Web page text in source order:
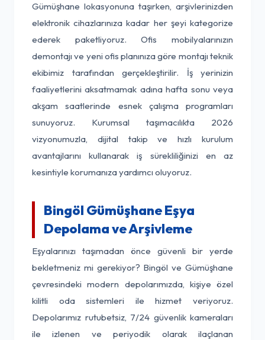
Gümüşhane lokasyonuna taşırken, arşivlerinizden
elektronik cihazlarınıza kadar her şeyi kategorize
ederek paketliyoruz. Ofis mobilyalarınızın
demontajı ve yeni ofis planınıza göre montajı teknik
ekibimiz tarafından gerçekleştirilir. İş yerinizin
faaliyetlerini aksatmamak adına hafta sonu veya
akşam saatlerinde esnek çalışma programları
sunuyoruz. Kurumsal taşımacılıkta 2026
vizyonumuzla, dijital takip ve hızlı kurulum
avantajlarını kullanarak iş sürekliliğinizi en az
kesintiyle korumanıza yardımcı oluyoruz.
Bingöl Gümüşhane Eşya
Depolama ve Arşivleme
Eşyalarınızı taşımadan önce güvenli bir yerde
bekletmeniz mi gerekiyor? Bingöl ve Gümüşhane
çevresindeki modern depolarımızda, kişiye özel
kilitli oda sistemleri ile hizmet veriyoruz.
Depolarımız rutubetsiz, 7/24 güvenlik kameraları
ile izlenen ve periyodik olarak ilaçlanan